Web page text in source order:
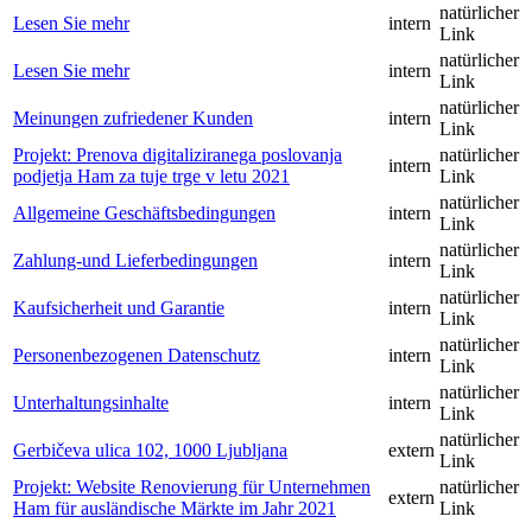
Lesen Sie mehr intern
natürlicher
Link
Lesen Sie mehr
intern
natürlicher
Link
Meinungen zufriedener Kunden
intern
natürlicher
Link
Projekt: Prenova digitaliziranega poslovanja
podjetja Ham za tuje trge v letu 2021
intern
natürlicher
Link
Allgemeine Geschäftsbedingungen
intern
natürlicher
Link
Zahlung-und Lieferbedingungen
intern
natürlicher
Link
Kaufsicherheit und Garantie
intern
natürlicher
Link
Personenbezogenen Datenschutz
intern
natürlicher
Link
Unterhaltungsinhalte
intern
natürlicher
Link
Gerbičeva ulica 102, 1000 Ljubljana
extern
natürlicher
Link
Projekt: Website Renovierung für Unternehmen
Ham für ausländische Märkte im Jahr 2021
extern
natürlicher
Link